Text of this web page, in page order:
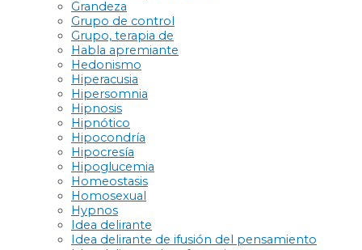
Grandeza
Grupo de control
Grupo, terapia de
Habla apremiante
Hedonismo
Hiperacusia
Hipersomnia
Hipnosis
Hipnótico
Hipocondría
Hipocresía
Hipoglucemia
Homeostasis
Homosexual
Hypnos
Idea delirante
Idea delirante de ifusión del pensamiento